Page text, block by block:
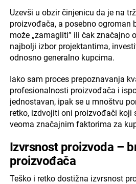
Uzevši u obzir činjenicu da je na
proizvođača, a posebno ogroman
može „zamagliti” ili čak značajno
najbolji izbor projektantima,
odnosno generalno kupcima.
Iako sam proces prepoznavanja
profesionalnosti proizvođača i
jednostavan, ipak se u mnoštvu
retko, izdvojiti oni proizvođači koji
veoma značajnim faktorima za
Izvrsnost proizvoda –
proizvođača
Teško i retko dostižna izvrsnost